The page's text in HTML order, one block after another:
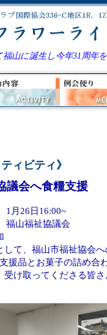
山に誕生し今年31周年
ィビティ》
議会へ食糧支援
1月26日16:00~
福山福祉協議会
して、福山市福祉協会
援品とお菓子の詰め合
受け取ってくださる皆